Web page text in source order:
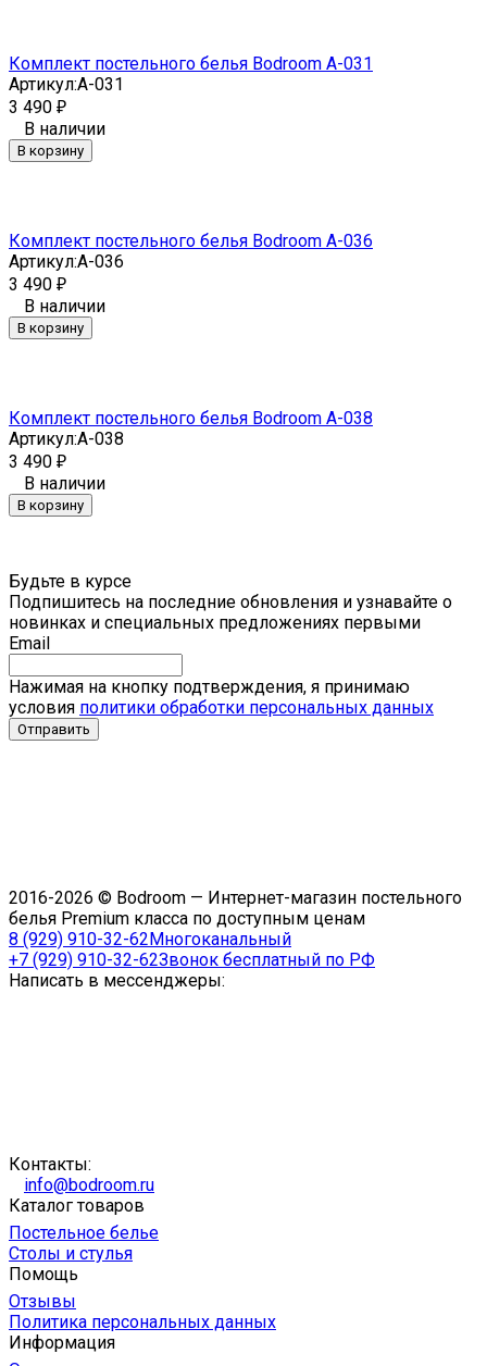
Комплект постельного белья Bodroom A-031
Артикул:A-031
3 490 ₽
В наличии
В корзину
Комплект постельного белья Bodroom A-036
Артикул:A-036
3 490 ₽
В наличии
В корзину
Комплект постельного белья Bodroom A-038
Артикул:A-038
3 490 ₽
В наличии
В корзину
Будьте в курсе
Подпишитесь на последние обновления и узнавайте о
новинках и специальных предложениях первыми
Email
Нажимая на кнопку подтверждения, я принимаю
условия политики обработки персональных данных
2016-2026 © Bodroom — Интернет-магазин постельного
белья Premium класса по доступным ценам
8 (929) 910-32-62 Многоканальный
+7 (929) 910-32-62Звонок бесплатный по РФ
Написать в мессенджеры:
Контакты:
info@bodroom.ru
Каталог товаров
Постельное белье
Столы и стулья
Помощь
Отзывы
Политика персональных данных
Информация